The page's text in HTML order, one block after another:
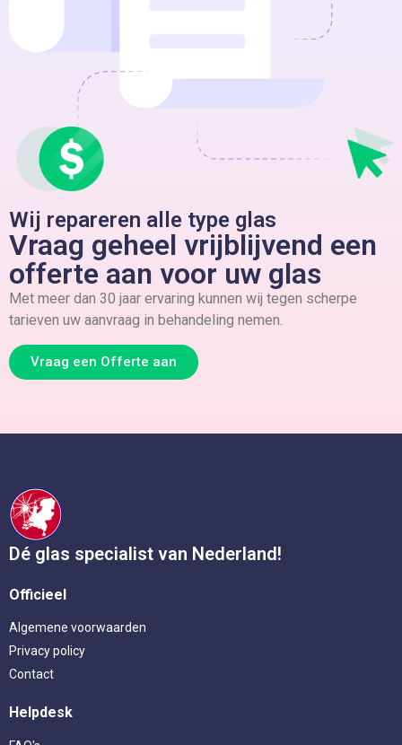
Wij repareren alle type glas
Vraag geheel vrijblijvend een
offerte aan voor uw glas
Met meer dan 30 jaar ervaring kunnen wij tegen scherpe
tarieven uw aanvraag in behandeling nemen.
Vraag een Offerte aan
Dé glas specialist van Nederland!
Officieel
Algemene voorwaarden
Privacy policy
Contact
Helpdesk